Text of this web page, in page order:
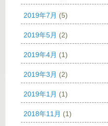
2019年7月 (5)
2019年5月 (2)
2019年4月 (1)
2019年3月 (2)
2019年1月 (1)
2018年11月 (1)